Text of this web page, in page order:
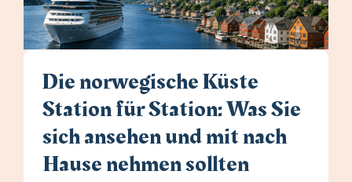
Die norwegische Küste
Station für Station: Was Sie
sich ansehen und mit nach
Hause nehmen sollten